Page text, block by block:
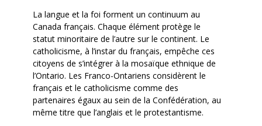
La langue et la foi forment un continuum au
Canada français. Chaque élément protège le
statut minoritaire de l’autre sur le continent. Le
catholicisme, à l’instar du français, empêche ces
citoyens de s’intégrer à la mosaïque ethnique de
l’Ontario. Les Franco-Ontariens considèrent le
français et le catholicisme comme des
partenaires égaux au sein de la Confédération, au
même titre que l’anglais et le protestantisme.